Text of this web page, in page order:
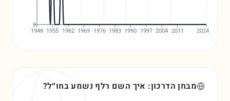
1948 1955 1962 1969 1976 1983 1990 1997 2004 2011 2024
0
מבחן הדרכון: איך השם רלף נשמע בחו״ל?